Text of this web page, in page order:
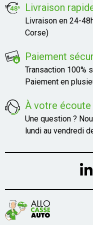
Livraison
Livraison en 24-
Corse)
Paiement
Transaction 100%
Paiement en
À votre écoute
Une question ?
lundi au vendredi